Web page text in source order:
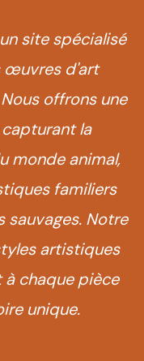
site spécialisé
œuvres d'art
offrons une
la
monde animal,
familiers
sauvages. Notre
artistiques
chaque pièce
unique.